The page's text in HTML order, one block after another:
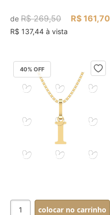
de R$ 269,50 R$ 161,70
R$ 137,44 à vista
40% OFF
colocar no carrinho